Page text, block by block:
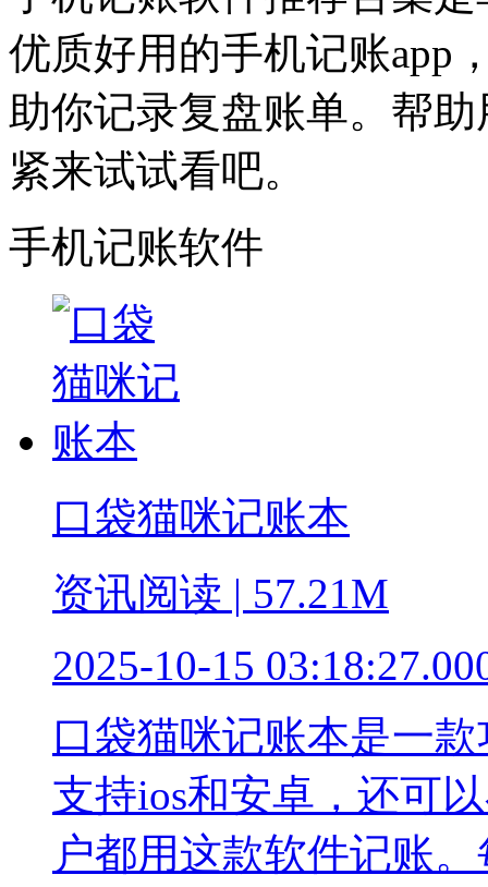
优质好用的手机记账app
助你记录复盘账单。帮
紧来试试看吧。
手机记账软件
口袋猫咪记账本
资讯阅读 | 57.21M
2025-10-15
口袋猫咪记账本是一
支持ios和安卓，还可
户都用这款软件记账